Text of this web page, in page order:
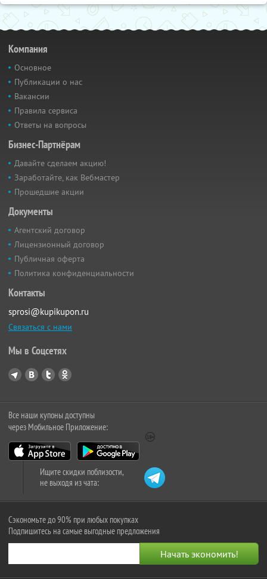
Компания
Основное
Публикации о нас
Вакансии
Правила сервиса
Ответы на вопросы
Бизнес-Партнёрам
Давайте сделаем акцию!
Заработайте, как Вебмастер
Прошедшие акции
Документы
Агентский договор
Лицензионный договор
Публичная оферта
Политика конфиденциальности
Контакты
sprosi@kupikupon.ru
Связаться с нами
Мы в Соцсетях
Все наши купоны доступны
через Мобильное Приложение:
Ищите скидки поблизости,
не выходя из чата:
Сэкономьте до 90% при любых покупках
Подпишитесь на самые выгодные предложения